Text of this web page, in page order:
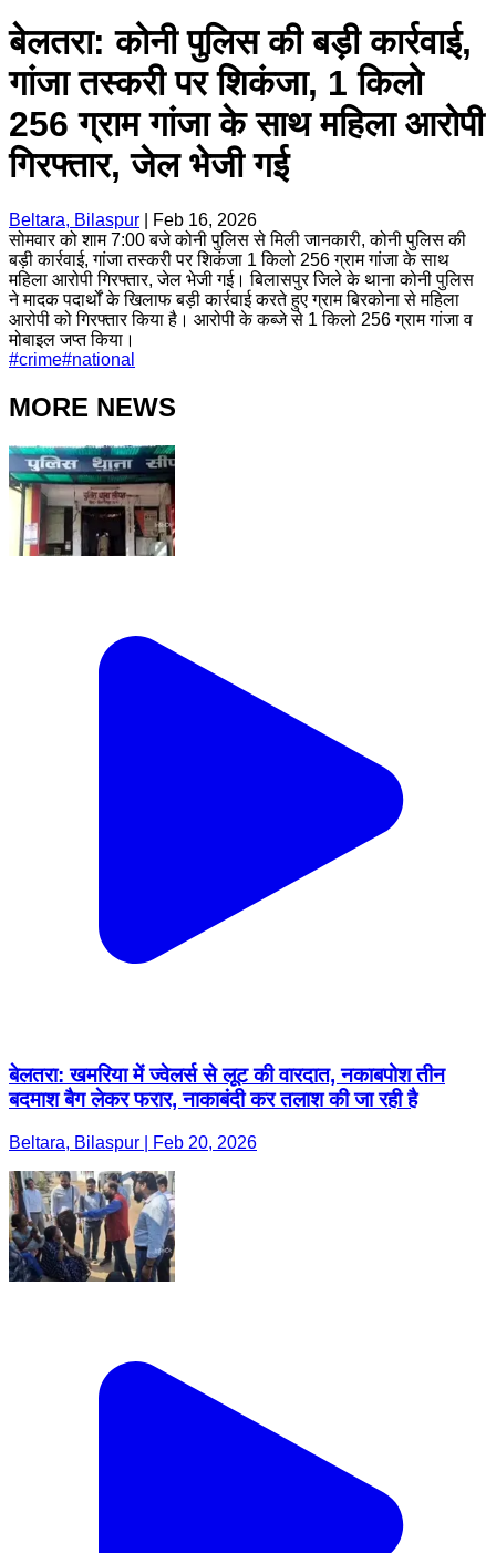
बेलतरा: कोनी पुलिस की बड़ी कार्रवाई,
गांजा तस्करी पर शिकंजा, 1 किलो
256 ग्राम गांजा के साथ महिला आरोपी
गिरफ्तार, जेल भेजी गई
Beltara, Bilaspur
Feb 16, 2026
सोमवार को शाम 7:00 बजे कोनी पुलिस से मिली जानकारी, कोनी पुलिस की
बड़ी कार्रवाई, गांजा तस्करी पर शिकंजा 1 किलो 256 ग्राम गांजा के साथ
महिला आरोपी गिरफ्तार, जेल भेजी गई। बिलासपुर जिले के थाना कोनी पुलिस
ने मादक पदार्थों के खिलाफ बड़ी कार्रवाई करते हुए ग्राम बिरकोना से महिला
आरोपी को गिरफ्तार किया है। आरोपी के कब्जे से 1 किलो 256 ग्राम गांजा व
मोबाइल जप्त किया।
#crime#national
MORE NEWS
बेलतरा: खमरिया में ज्वेलर्स से लूट की वारदात, नकाबपोश तीन
बदमाश बैग लेकर फरार, नाकाबंदी कर तलाश की जा रही है
Beltara, Bilaspur | Feb 20, 2026